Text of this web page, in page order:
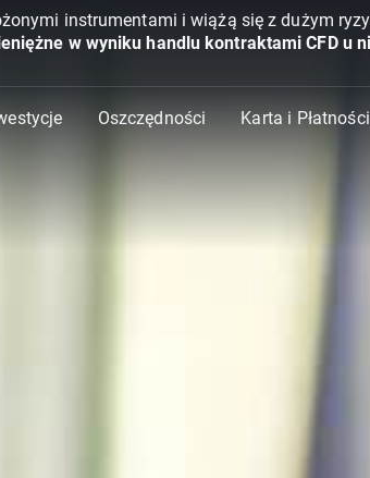
instrumentami i wiążą się z dużym
w wyniku handlu kontraktami CFD u
Oszczędności Karta i Płatności